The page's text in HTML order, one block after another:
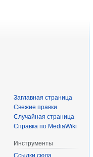
Заглавная страница
Свежие правки
Случайная страница
Справка по MediaWiki
Инструменты
Ссылки сюда